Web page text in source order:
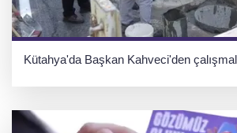
Kütahya'da Başkan Kahveci'den